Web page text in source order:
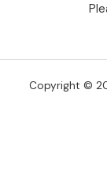
Copyright ©